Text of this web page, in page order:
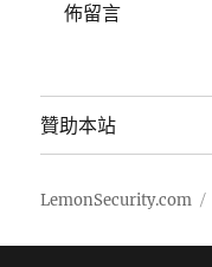
佈留言
贊助本站
LemonSecurity.com